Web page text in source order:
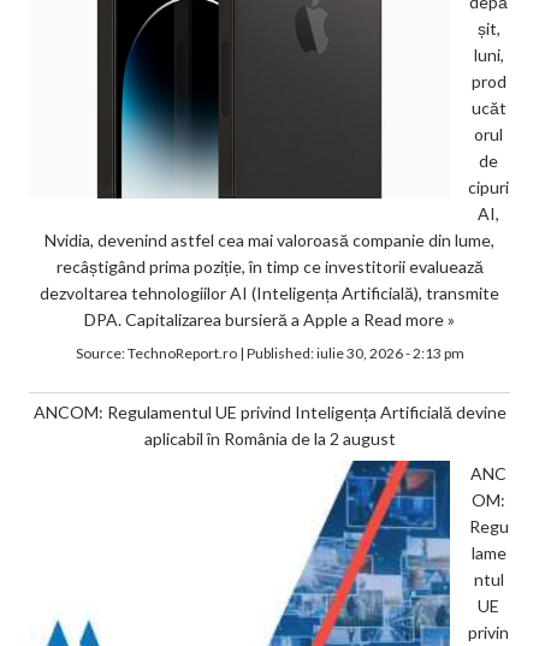
șit,
luni,
prod
ucăt
orul
de
cipuri
AI,
Nvidia, devenind astfel cea mai valoroasă companie din lume,
recâștigând prima poziție, în timp ce investitorii evaluează
dezvoltarea tehnologiilor AI (Inteligența Artificială), transmite
DPA. Capitalizarea bursieră a Apple a Read more »
Source:TechnoReport.ro| Published:iulie 30, 2026 - 2:13 pm
ANCOM: Regulamentul UE privind Inteligența Artificială devine
aplicabil în România de la 2 august
ANC
OM:
Regu
lame
ntul
UE
privin